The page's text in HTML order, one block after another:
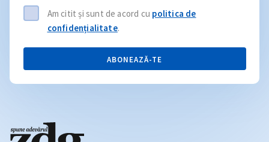
Am citit și sunt de acord cu politica de
confidențialitate.
ABONEAZĂ-TE